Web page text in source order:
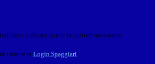
indicato con le istruzioni necessarie.
tramite la Login Spaggiari